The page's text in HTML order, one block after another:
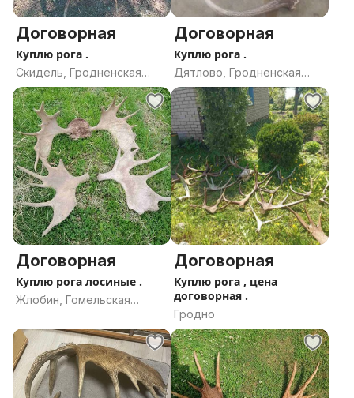
Договорная
Куплю рога .
Скидель, Гродненская
область
Договорная
Куплю рога .
Дятлово, Гродненская
область
Договорная
Куплю рога лосиные .
Жлобин, Гомельская
Договорная
Куплю рога , цена
договорная .
Гродно